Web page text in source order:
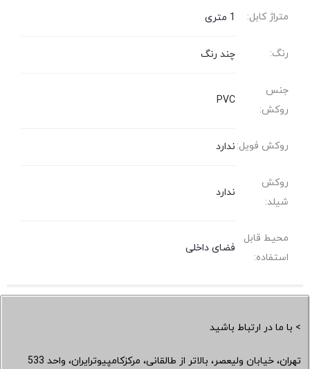
متراژ کابل: 1 متری
رنگ: چند رنگ
جنس
روکش:
PVC
روکش فویل: ندارد
روکش
شیلد:
ندارد
محیط قابل
استفاده:
فضای داخلی
> با ما در ارتباط باشید
تهران، خیابان ولیعصر، بالاتر از طالقانی، مرکزکامپیوترایران، واحد 533